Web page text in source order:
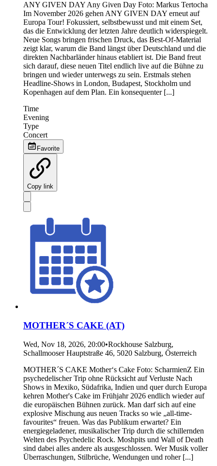
ANY GIVEN DAY Any Given Day Foto: Markus Tertocha
Im November 2026 gehen ANY GIVEN DAY erneut auf
Europa Tour! Fokussiert, selbstbewusst und mit einem Set,
das die Entwicklung der letzten Jahre deutlich widerspiegelt.
Neue Songs bringen frischen Druck, das Best-Of-Material
zeigt klar, warum die Band längst über Deutschland und die
direkten Nachbarländer hinaus etabliert ist. Die Band freut
sich darauf, diese neuen Titel endlich live auf die Bühne zu
bringen und wieder unterwegs zu sein. Erstmals stehen
Headline-Shows in London, Budapest, Stockholm und
Kopenhagen auf dem Plan. Ein konsequenter [...]
Time
Evening
Type
Concert
Favorite
Copy link
MOTHER´S CAKE (AT)
Wed, Nov 18, 2026, 20:00•Rockhouse Salzburg,
Schallmooser Hauptstraße 46, 5020 Salzburg, Österreich
MOTHER´S CAKE Mother‘s Cake Foto: ScharmienZ Ein
psychedelischer Trip ohne Rücksicht auf Verluste Nach
Shows in Mexiko, Südafrika, Indien und quer durch Europa
kehren Mother's Cake im Frühjahr 2026 endlich wieder auf
die europäischen Bühnen zurück. Man darf sich auf eine
explosive Mischung aus neuen Tracks so wie „all-time-
favourites“ freuen. Was das Publikum erwartet? Ein
energiegeladener, musikalischer Trip durch die schillernden
Welten des Psychedelic Rock. Moshpits und Wall of Death
sind dabei alles andere als ausgeschlossen. Wer Musik voller
Überraschungen, Stilbrüche, Wendungen und roher [...]